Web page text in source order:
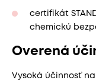
certifikát
chemickú
Overená
Vysoká účinnosť